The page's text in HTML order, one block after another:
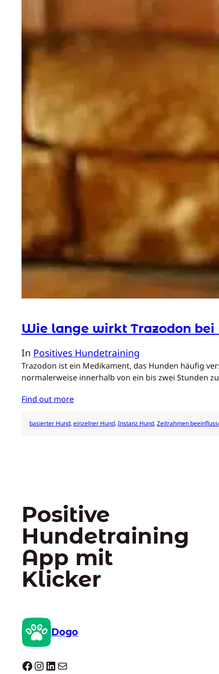
Wie lange wirkt Trazodon bei
In Positives Hundetraining
Trazodon ist ein Medikament, das Hunden häufig
normalerweise innerhalb von ein bis zwei Stunden
Find out more
basierter Hund, einzelner Hund, Instanz Hund, Zeitrahmen
Positive
Hundetraining
App mit
Klicker
Dogo
Dogo facebook InstagramLinkedIn E-Mail